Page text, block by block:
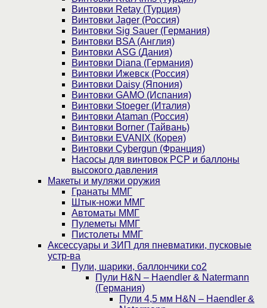
Винтовки Retay (Турция)
Винтовки Jager (Россия)
Винтовки Sig Sauer (Германия)
Винтовки BSA (Англия)
Винтовки ASG (Дания)
Винтовки Diana (Германия)
Винтовки Ижевск (Россия)
Винтовки Daisy (Япония)
Винтовки GAMO (Испания)
Винтовки Stoeger (Италия)
Винтовки Ataman (Россия)
Винтовки Borner (Тайвань)
Винтовки EVANIX (Корея)
Винтовки Cybergun (Франция)
Насосы для винтовок PCP и баллоны
высокого давления
Макеты и муляжи оружия
Гранаты ММГ
Штык-ножи ММГ
Автоматы ММГ
Пулеметы ММГ
Пистолеты ММГ
Аксессуары и ЗИП для пневматики, пусковые
устр-ва
Пули, шарики, баллончики со2
Пули H&N – Haendler & Natermann
(Германия)
Пули 4,5 мм H&N – Haendler &